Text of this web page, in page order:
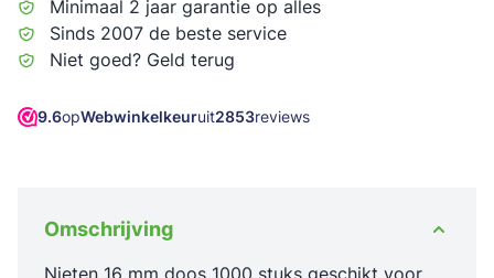
Minimaal 2 jaar garantie op alles
Sinds 2007 de beste service
Niet goed? Geld terug
9.6opWebwinkelkeuruit2853reviews
Omschrijving
Nieten 16 mm doos 1000 stuks geschikt voor